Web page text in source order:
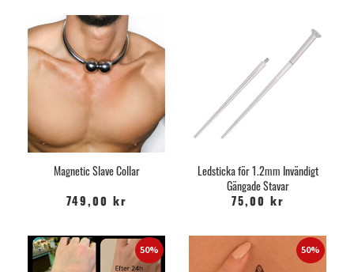
Magnetic Slave Collar
749,00 kr
Ledsticka för 1.2mm Invändigt
Gängade Stavar
75,00 kr
50% 50%